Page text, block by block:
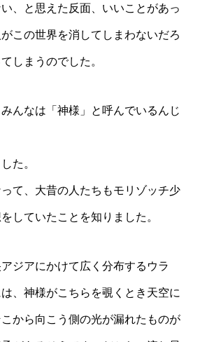
、と思えた反面、いいことがあっ
この世界を消してしまわないだろ
しまうのでした。
んなは「神様」と呼んでいるんじ
た。
て、大昔の人たちもモリゾッチ少
していたことを知りました。
ジアにかけて広く分布するウラ
、神様がこちらを覗くとき天空に
から向こう側の光が漏れたものが